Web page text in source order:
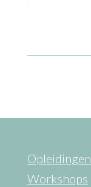
Opleidingen
Workshops